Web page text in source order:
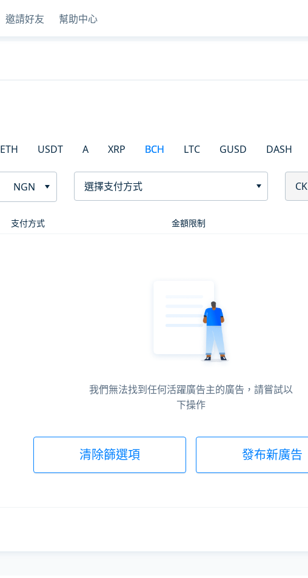
邀請好友 幫助中心
ETH USDT A XRP BCH LTC GUSD DASH
NGN 選擇支付方式 CK
支付方式 金額限制
我們無法找到任何活躍廣告主的廣告，請嘗試以
下操作
清除篩選項 發布新廣告